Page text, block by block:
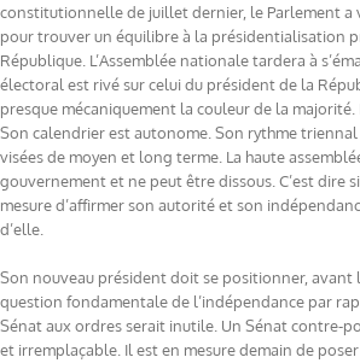
constitutionnelle de juillet dernier, le Parlement a
pour trouver un équilibre à la présidentialisation
République. L’Assemblée nationale tardera à
électoral est rivé sur celui du président de la
presque mécaniquement la couleur de la majorité.
Son calendrier est autonome. Son rythme
visées de moyen et long terme. La haute
gouvernement et ne peut être dissous. C’est dire
mesure d’affirmer son autorité et son
d’elle.
Son nouveau président doit se positionner, avant
question fondamentale de l’indépendance par
Sénat aux ordres serait inutile. Un Sénat contre-
et irremplaçable. Il est en mesure demain de